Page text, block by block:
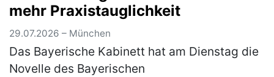
Mitunterzei…(mehr)
mehr Praxistauglichkeit
29.07.2026 – München
Das Bayerische Kabinett hat am Dienstag die
Novelle des Bayerischen